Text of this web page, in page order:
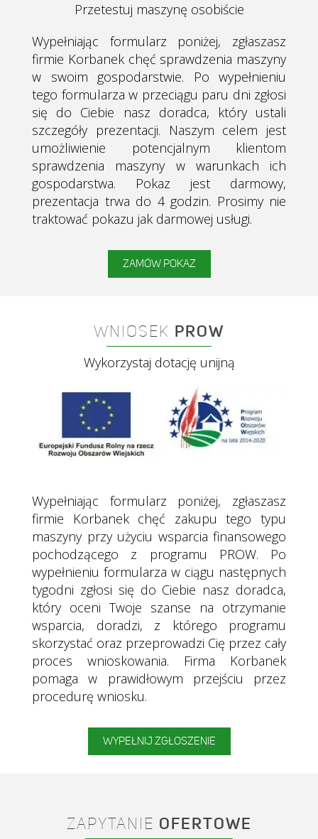
Przetestuj maszynę osobiście
Wypełniając formularz poniżej, zgłaszasz
firmie Korbanek chęć sprawdzenia maszyny
w swoim gospodarstwie. Po wypełnieniu
tego formularza w przeciągu paru dni zgłosi
się do Ciebie nasz doradca, który ustali
szczegóły prezentacji.
Naszym celem jest
umożliwienie potencjalnym klientom
sprawdzenia maszyny w warunkach ich
gospodarstwa. Pokaz jest darmowy,
prezentacja trwa do 4 godzin. Prosimy nie
traktować pokazu jak darmowej usługi.
ZAMÓW POKAZ
WNIOSEK PROW
Wykorzystaj dotację unijną
Wypełniając formularz poniżej, zgłaszasz
firmie Korbanek chęć zakupu tego typu
maszyny przy użyciu wsparcia finansowego
pochodzącego z programu PROW.
Po
wypełnieniu formularza w ciągu następnych
tygodni zgłosi się do Ciebie nasz doradca,
który oceni Twoje szanse na otrzymanie
wsparcia, doradzi, z którego programu
skorzystać oraz przeprowadzi Cię przez cały
proces wnioskowania. Firma Korbanek
pomaga w prawidłowym przejściu przez
procedurę wniosku.
WYPEŁNIJ ZGŁOSZENIE
ZAPYTANIE OFERTOWE